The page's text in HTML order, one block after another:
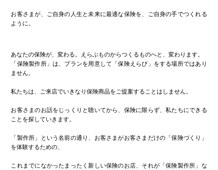
お客さまが、ご自身の人生と未来に最適な保険を、ご自身の手でつくれる
ように。
あなたの保険が、変わる。えらぶものからつくるものへと、変わります。
「保険製作所」は、プランを用意して「保険えらび」をする場所ではあり
ません。
私たちは、ご来店でいきなり保険商品をご提案することはしません。
お客さまのお話をじっくりと聴いてから、保険に限らず、私たちにできる
ことを探していきます。
「製作所」という名前の通り、お客さまがお客さまだけの「保険づくり」
を体験するための、
これまでになかったまったく新しい保険のお店、それが「保険製作所」な